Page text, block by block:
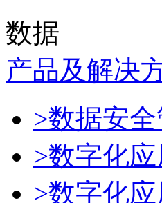
数据
产品及解决
>数据安
>数字化
>数字化